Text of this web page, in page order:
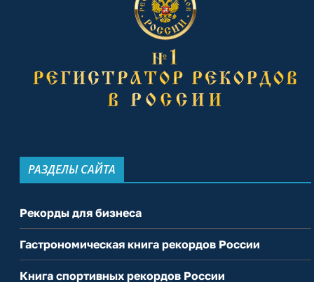
РАЗДЕЛЫ САЙТА
Рекорды для бизнеса
Гастрономическая книга рекордов России
Книга спортивных рекордов России